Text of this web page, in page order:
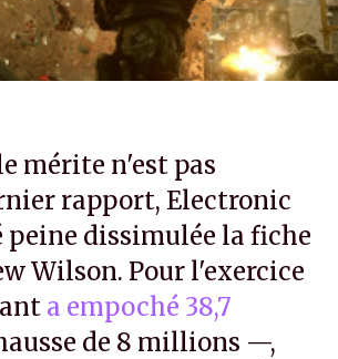
mérite n'est pas
rapport, Electronic
peine dissimulée la fiche
Wilson. Pour l'exercice
a empoché 38,7
de 8 millions —,